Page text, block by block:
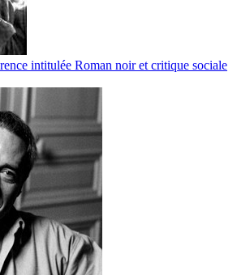
intitulée Roman noir et critique sociale